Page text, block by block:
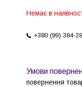
Немає в
+380 (99) 384-
повернення